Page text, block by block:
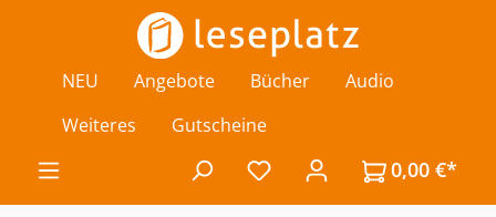
Zum Hauptinhalt springen
NEU Angebote Bücher
Audio
Weiteres
Gutscheine
Du hast 0 Produkte auf
0,00 €*